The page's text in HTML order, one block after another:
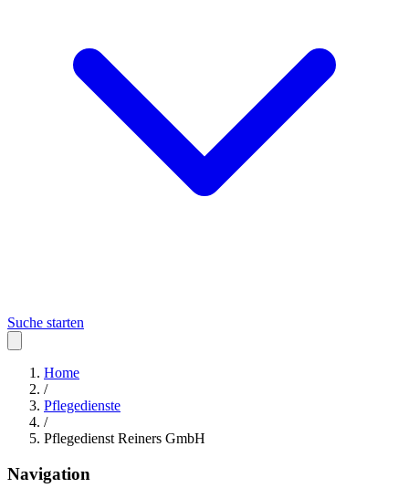
Suche starten
Home
/
Pflegedienste
/
Pflegedienst Reiners GmbH
Navigation